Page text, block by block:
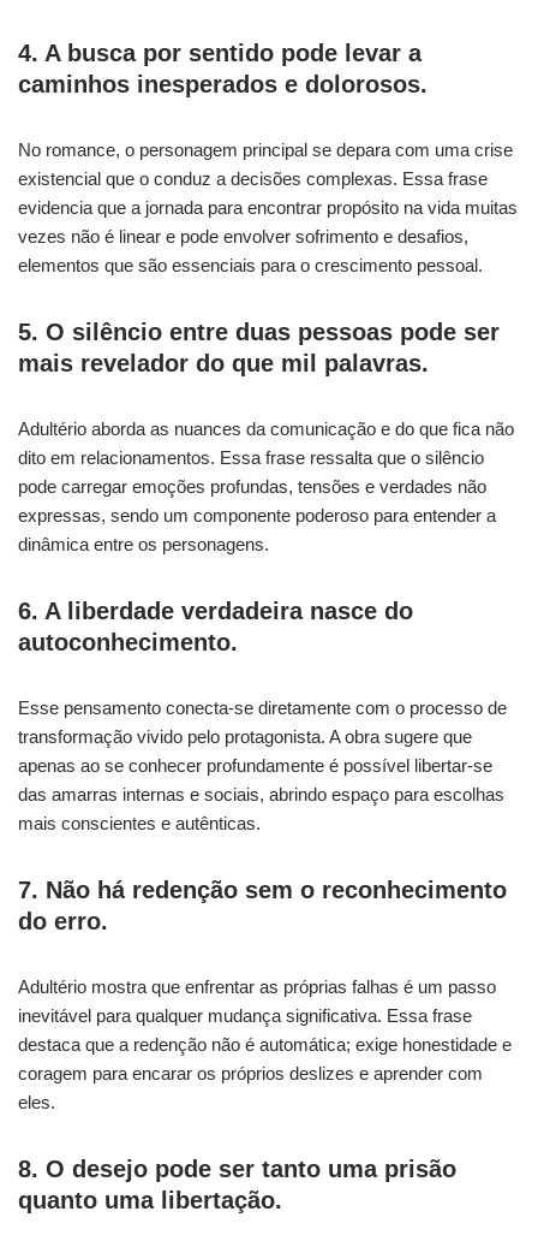
4. A busca por sentido pode levar a
caminhos inesperados e dolorosos.
No romance, o personagem principal se depara com uma crise
existencial que o conduz a decisões complexas. Essa frase
evidencia que a jornada para encontrar propósito na vida muitas
vezes não é linear e pode envolver sofrimento e desafios,
elementos que são essenciais para o crescimento pessoal.
5. O silêncio entre duas pessoas pode ser
mais revelador do que mil palavras.
Adultério aborda as nuances da comunicação e do que fica não
dito em relacionamentos. Essa frase ressalta que o silêncio
pode carregar emoções profundas, tensões e verdades não
expressas, sendo um componente poderoso para entender a
dinâmica entre os personagens.
6. A liberdade verdadeira nasce do
autoconhecimento.
Esse pensamento conecta-se diretamente com o processo de
transformação vivido pelo protagonista. A obra sugere que
apenas ao se conhecer profundamente é possível libertar-se
das amarras internas e sociais, abrindo espaço para escolhas
mais conscientes e autênticas.
7. Não há redenção sem o reconhecimento
do erro.
Adultério mostra que enfrentar as próprias falhas é um passo
inevitável para qualquer mudança significativa. Essa frase
destaca que a redenção não é automática; exige honestidade e
coragem para encarar os próprios deslizes e aprender com
eles.
8. O desejo pode ser tanto uma prisão
quanto uma libertação.